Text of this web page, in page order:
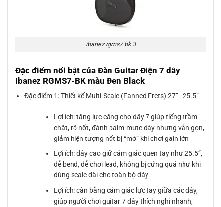
ibanez rgms7 bk 3
Đặc điểm nổi bật của Đàn Guitar Điện 7 dây
Ibanez RGMS7-BK màu Đen Black
Đặc điểm 1: Thiết kế Multi-Scale (Fanned Frets) 27”–25.5”
Lợi ích: tăng lực căng cho dây 7 giúp tiếng trầm
chặt, rõ nốt, đánh palm-mute dày nhưng vẫn gọn,
giảm hiện tượng nốt bị “mờ” khi chơi gain lớn
Lợi ích: dây cao giữ cảm giác quen tay như 25.5”,
dễ bend, dễ chơi lead, không bị cứng quá như khi
dùng scale dài cho toàn bộ dây
Lợi ích: cân bằng cảm giác lực tay giữa các dây,
giúp người chơi guitar 7 dây thích nghi nhanh,